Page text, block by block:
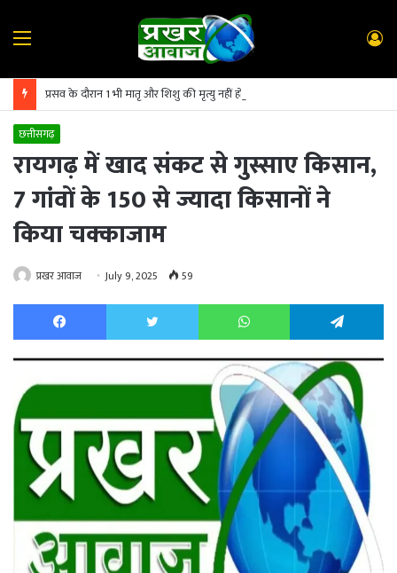
Menu
छत्तीसगढ़
रायगढ़ में खाद संकट से गुस्साए किसान,
7 गांवों के 150 से ज्यादा किसानों ने
किया चक्काजाम
प्रखर आवाज July 9, 2025 59
Facebook Twitter WhatsApp